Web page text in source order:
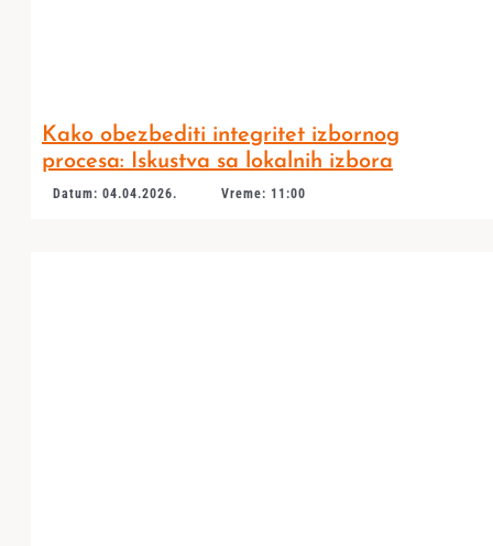
Kako obezbediti integritet izbornog
procesa: Iskustva sa lokalnih izbora
Datum: 04.04.2026. Vreme: 11:00